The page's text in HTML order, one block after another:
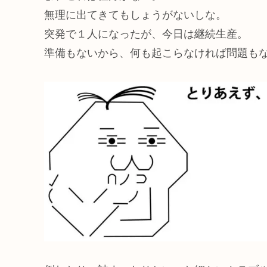
無理に出てきてもしょうがないしな。
突発で１人になったが、今日は継続生産。
準備もないから、何も起こらなければ問題も